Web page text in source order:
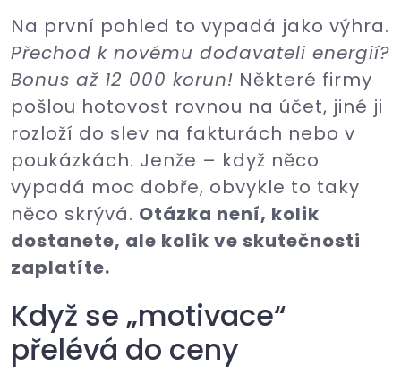
Na první pohled to vypadá jako výhra.
Přechod k novému dodavateli energií?
Bonus až 12 000 korun! Některé firmy
pošlou hotovost rovnou na účet, jiné ji
rozloží do slev na fakturách nebo v
poukázkách. Jenže – když něco
vypadá moc dobře, obvykle to taky
něco skrývá. Otázka není, kolik
dostanete, ale kolik ve skutečnosti
zaplatíte.
Když se „motivace“
přelévá do ceny